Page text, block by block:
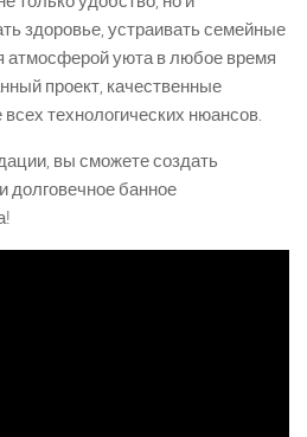
здоровье, устраивать семейные
атмосферой уюта в любое время
проект, качественные
технологических нюансов.
вы сможете создать
долговечное банное